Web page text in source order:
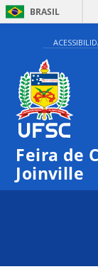
BRASIL
Feira de
Joinville